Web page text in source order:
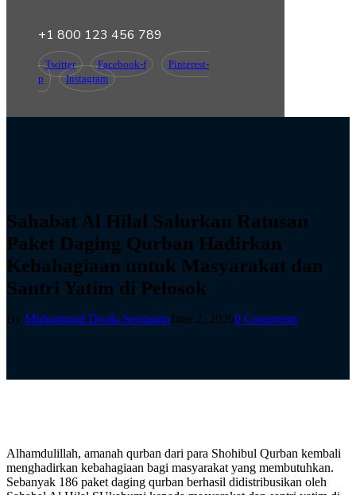
+1 800 123 456 789
Twitter Facebook-f
Pinterest-
p
Instagram
Sahabat Al Hilal Salurkan Ratusan
Paket Daging Qurban Hadirkan
Kebahagiaan untuk Masyarakat dan
Santri Yatim di Pelosok
By Muhammad Dwiki SeptiantoJune 2, 20260 Comments
Alhamdulillah, amanah qurban dari para Shohibul Qurban kembali
menghadirkan kebahagiaan bagi masyarakat yang membutuhkan.
Sebanyak 186 paket daging qurban berhasil didistribusikan oleh